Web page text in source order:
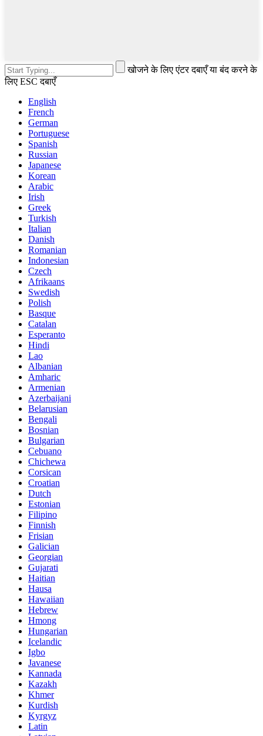
खोजने के लिए एंटर दबाएँ या बंद करने के
लिए ESC दबाएँ
English
French
German
Portuguese
Spanish
Russian
Japanese
Korean
Arabic
Irish
Greek
Turkish
Italian
Danish
Romanian
Indonesian
Czech
Afrikaans
Swedish
Polish
Basque
Catalan
Esperanto
Hindi
Lao
Albanian
Amharic
Armenian
Azerbaijani
Belarusian
Bengali
Bosnian
Bulgarian
Cebuano
Chichewa
Corsican
Croatian
Dutch
Estonian
Filipino
Finnish
Frisian
Galician
Georgian
Gujarati
Haitian
Hausa
Hawaiian
Hebrew
Hmong
Hungarian
Icelandic
Igbo
Javanese
Kannada
Kazakh
Khmer
Kurdish
Kyrgyz
Latin